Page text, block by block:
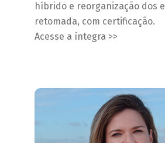
híbrido e reorganização dos
retomada, com certificação.
Acesse a íntegra >>